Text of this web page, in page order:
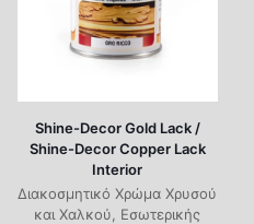
Shine-Decor Gold Lack /
Shine-Decor Copper Lack
Interior
Διακοσμητικό Χρώμα Χρυσού
και Χαλκού, Εσωτερικής